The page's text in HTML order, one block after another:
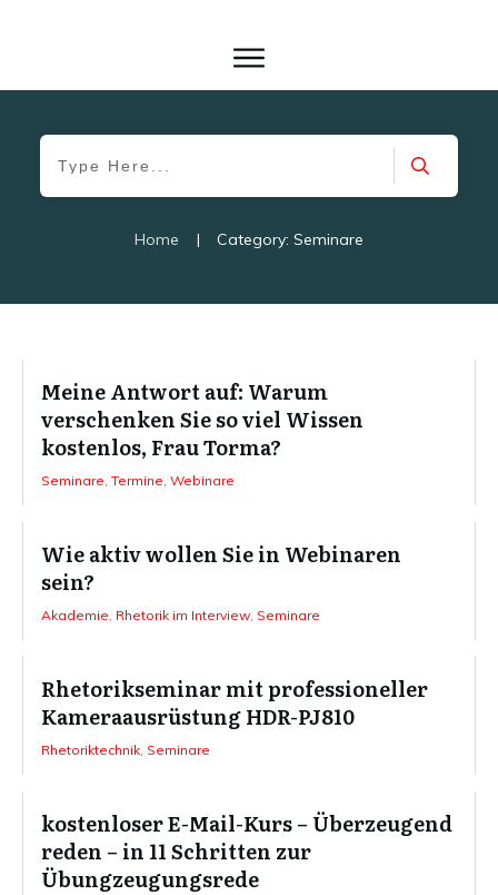
Home | Category: Seminare
Meine Antwort auf: Warum
verschenken Sie so viel Wissen
kostenlos, Frau Torma?
Seminare Termine Webinare
Wie aktiv wollen Sie in Webinaren
sein?
Akademie Rhetorik im Interview Seminare
Rhetorikseminar mit professioneller
Kameraausrüstung HDR-PJ810
Rhetoriktechnik Seminare
kostenloser E-Mail-Kurs – Überzeugend
reden – in 11 Schritten zur
Übungzeugungsrede